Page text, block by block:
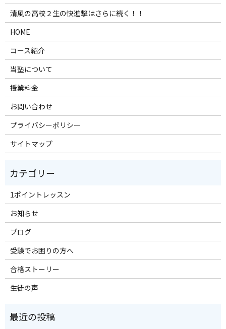
清風の高校２生の快進撃はさらに続く！！
HOME
コース紹介
当塾について
授業料金
お問い合わせ
プライバシーポリシー
サイトマップ
1ポイントレッスン
お知らせ
ブログ
受験でお困りの方へ
合格ストーリー
生徒の声